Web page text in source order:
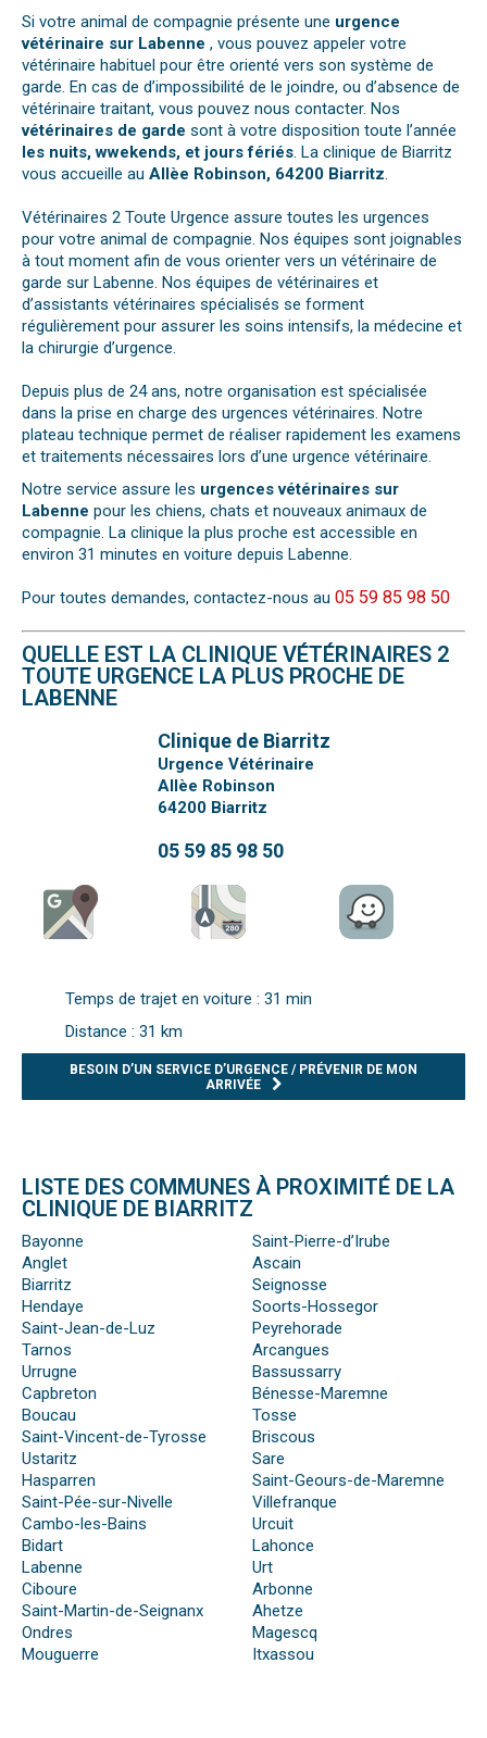
Si votre animal de compagnie présente une urgence
vétérinaire sur Labenne , vous pouvez appeler votre
vétérinaire habituel pour être orienté vers son système de
garde. En cas de d’impossibilité de le joindre, ou d’absence de
vétérinaire traitant, vous pouvez nous contacter. Nos
vétérinaires de garde sont à votre disposition toute l’année
les nuits, wwekends, et jours fériés. La clinique de Biarritz
vous accueille au Allèe Robinson, 64200 Biarritz.
Vétérinaires 2 Toute Urgence assure toutes les urgences
pour votre animal de compagnie. Nos équipes sont joignables
à tout moment afin de vous orienter vers un vétérinaire de
garde sur Labenne. Nos équipes de vétérinaires et
d’assistants vétérinaires spécialisés se forment
régulièrement pour assurer les soins intensifs, la médecine et
la chirurgie d’urgence.
Depuis plus de 24 ans, notre organisation est spécialisée
dans la prise en charge des urgences vétérinaires. Notre
plateau technique permet de réaliser rapidement les examens
et traitements nécessaires lors d’une urgence vétérinaire.
Notre service assure les urgences vétérinaires sur
Labenne pour les chiens, chats et nouveaux animaux de
compagnie. La clinique la plus proche est accessible en
environ 31 minutes en voiture depuis Labenne.
Pour toutes demandes, contactez-nous au 05 59 85 98 50
QUELLE EST LA CLINIQUE VÉTÉRINAIRES 2
TOUTE URGENCE LA PLUS PROCHE DE
LABENNE
Clinique de Biarritz
Urgence Vétérinaire
Allèe Robinson
64200 Biarritz
05 59 85 98 50
Temps de trajet en voiture : 31 min
Distance : 31 km
BESOIN D’UN SERVICE D’URGENCE / PRÉVENIR DE MON
ARRIVÉE
LISTE DES COMMUNES À PROXIMITÉ DE LA
CLINIQUE DE BIARRITZ
Bayonne
Anglet
Biarritz
Hendaye
Saint-Jean-de-Luz
Tarnos
Urrugne
Capbreton
Boucau
Saint-Vincent-de-Tyrosse
Ustaritz
Hasparren
Saint-Pée-sur-Nivelle
Cambo-les-Bains
Bidart
Labenne
Ciboure
Saint-Martin-de-Seignanx
Ondres
Mouguerre
Saint-Pierre-d’Irube
Ascain
Seignosse
Soorts-Hossegor
Peyrehorade
Arcangues
Bassussarry
Bénesse-Maremne
Tosse
Briscous
Sare
Saint-Geours-de-Maremne
Villefranque
Urcuit
Lahonce
Urt
Arbonne
Ahetze
Magescq
Itxassou